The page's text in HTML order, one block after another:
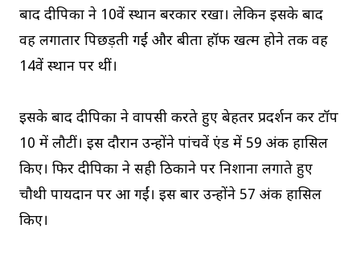
बाद दीपिका ने 10वें स्थान बरकार रखा। लेकिन इसके बाद
वह लगातार पिछड़ती गईं और बीता हॉफ खत्म होने तक वह
14वें स्थान पर थीं।
इसके बाद दीपिका ने वापसी करते हुए बेहतर प्रदर्शन कर टॉप
10 में लौटीं। इस दौरान उन्होंने पांचवें एंड में 59 अंक हासिल
किए। फिर दीपिका ने सही ठिकाने पर निशाना लगाते हुए
चौथी पायदान पर आ गईं। इस बार उन्होंने 57 अंक हासिल
किए।